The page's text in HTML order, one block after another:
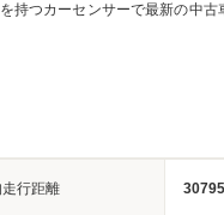
つカーセンサーで最新の中古
行距離